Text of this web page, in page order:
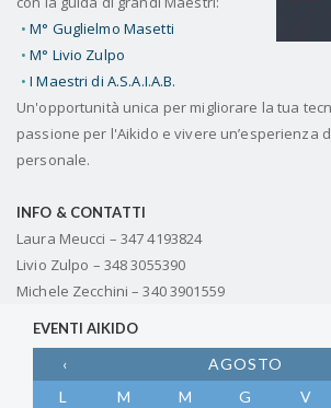
M° Guglielmo Masetti
M° Livio Zulpo
I Maestri di A.S.A.I.A.B.
Un'opportunità unica per migliorare la tua
passione per l'Aikido e vivere un’esperienza
personale.
INFO & CONTATTI
Laura Meucci – 347 4193824
Livio Zulpo – 348 3055390
Michele Zecchini – 340 3901559
EVENTI AIKIDO
‹ AGOSTO
L
M M G V